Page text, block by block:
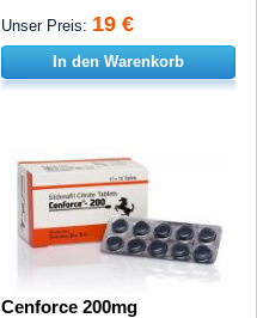
Unser Preis: 19 €
In den Warenkorb
Cenforce 200mg